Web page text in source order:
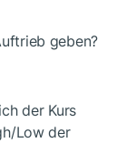
geben?
der Kurs
Low der